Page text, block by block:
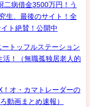
二病借金3500万円！う
生、最後のサイト！全
ト絶賛！公開中
トッフルステーション
活！（無職孤独居老人的
オ・カマトレーダーの
動画まとめ速報）